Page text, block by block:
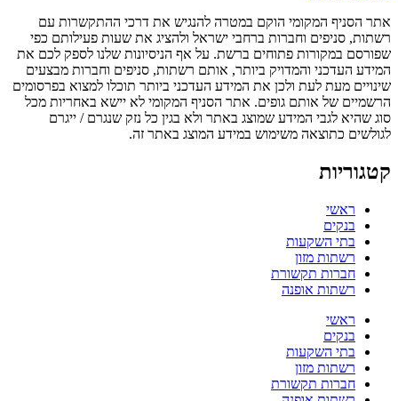
אתר הסניף המקומי הוקם במטרה להנגיש את דרכי ההתקשרות עם
רשתות, סניפים וחברות ברחבי ישראל ולהציג את שעות פעילותם כפי
שפורסם במקורות פתוחים ברשת. על אף הניסיונות שלנו לספק לכם את
המידע העדכני והמדויק ביותר, אותם רשתות, סניפים וחברות מבצעים
שינויים מעת לעת ולכן את המידע העדכני ביותר תוכלו למצוא בפרסומים
הרשמיים של אותם גופים. אתר הסניף המקומי לא יישא באחריות מכל
סוג שהיא לגבי המידע שמוצג באתר ולא בגין כל נזק שנגרם / ייגרם
לגולשים כתוצאה משימוש במידע המוצג באתר זה.
קטגוריות
ראשי
בנקים
בתי השקעות
רשתות מזון
חברות תקשורת
רשתות אופנה
ראשי
בנקים
בתי השקעות
רשתות מזון
חברות תקשורת